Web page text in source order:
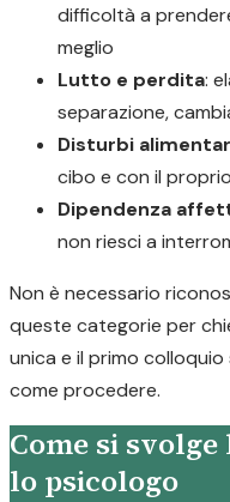
difficoltà a
meglio
Lutto e perdita:
separazione,
Disturbi
cibo e con il
Dipendenza
non riesci a
Non è necessario
queste categorie per
unica e il primo
come procedere.
Come si
lo psicologo